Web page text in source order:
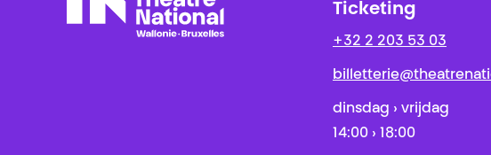
Ticketing
+32 2 203 53 03
dinsdag › vrijdag
14:00 › 18:00